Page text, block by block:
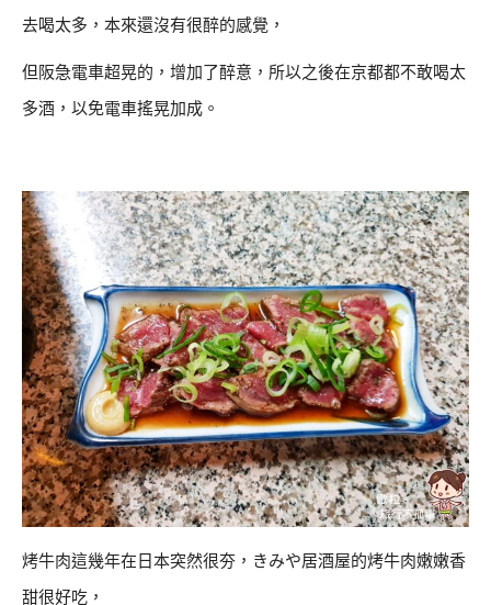
去喝太多，本來還沒有很醉的感覺，
但阪急電車超晃的，增加了醉意，所以之後在京都都不敢喝太
多酒，以免電車搖晃加成。
烤牛肉這幾年在日本突然很夯，きみや居酒屋的烤牛肉嫩嫩香
甜很好吃，